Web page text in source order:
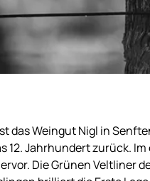
das Weingut Nigl in
12. Jahrhundert zurück.
Die Grünen Veltliner